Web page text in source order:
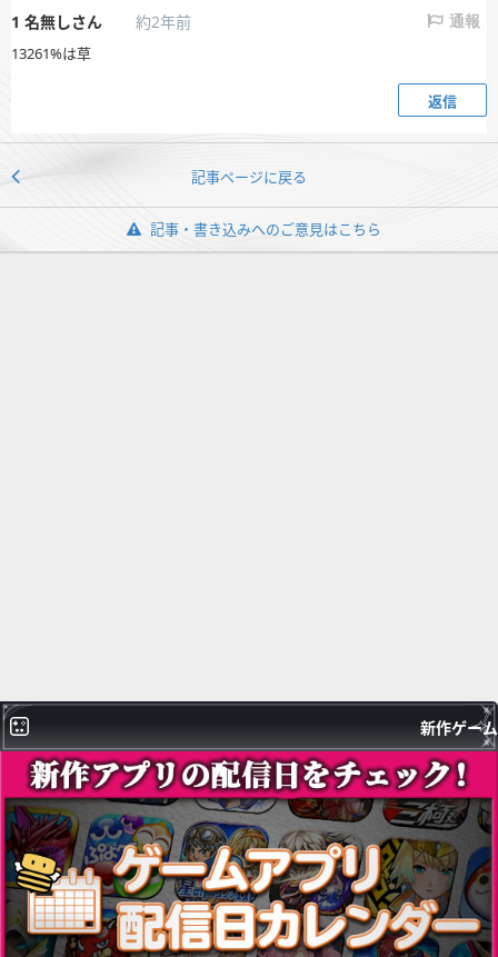
1 名無しさん 約2年前 通報
13261%は草
返信
記事ページに戻る
記事・書き込みへのご意見はこちら
新作ゲーム